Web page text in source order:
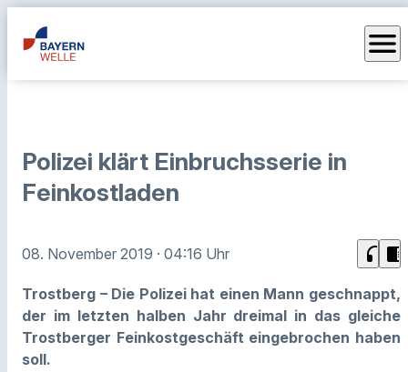
menu
Polizei klärt Einbruchsserie in
Feinkostladen
08. November 2019 · 04:16 Uhr headphones chrome_reader_mode
Trostberg – Die Polizei hat einen Mann geschnappt,
der im letzten halben Jahr dreimal in das gleiche
Trostberger Feinkostgeschäft eingebrochen haben
soll.